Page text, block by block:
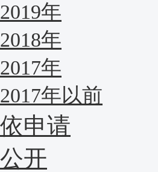
2019年
2018年
2017年
2017年以前
依申请
公开